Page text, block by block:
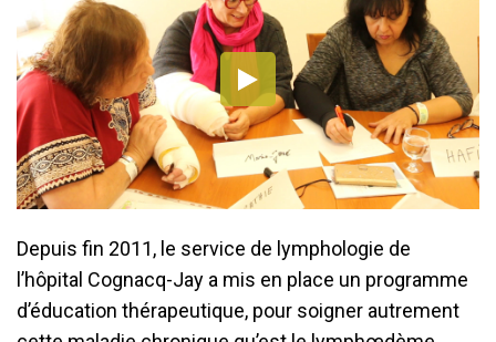
Depuis fin 2011, le service de lymphologie de
l’hôpital Cognacq-Jay a mis en place un programme
d’éducation thérapeutique, pour soigner autrement